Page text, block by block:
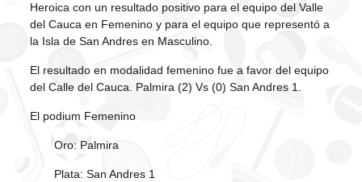
Heroica con un resultado positivo para el equipo del Valle
del Cauca en Femenino y para el equipo que representó a
la Isla de San Andres en Masculino.
El resultado en modalidad femenino fue a favor del equipo
del Calle del Cauca. Palmira (2) Vs (0) San Andres 1.
El podium Femenino
Oro: Palmira
Plata: San Andres 1